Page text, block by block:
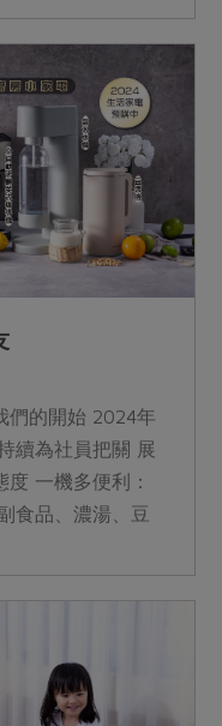
&nbsp;
們的開始 2024年
續為社員把關 展
一機多便利：
食品、濃湯、豆